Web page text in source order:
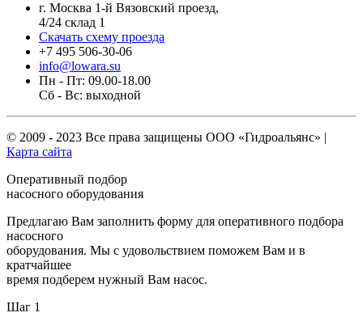
г. Москва 1-й Вязовский проезд,
4/24 склад 1
Скачать схему проезда
+7 495 506-30-06
info@lowara.su
Пн - Пт: 09.00-18.00
Сб - Вс: выходной
© 2009 - 2023 Все права защищены ООО «Гидроальянс» |
Карта сайта
Оперативный подбор
насосного оборудования
Предлагаю Вам заполнить форму для оперативного подбора
насосного
оборудования. Мы с удовольствием поможем Вам и в
кратчайшее
время подберем нужный Вам насос.
Шаг 1